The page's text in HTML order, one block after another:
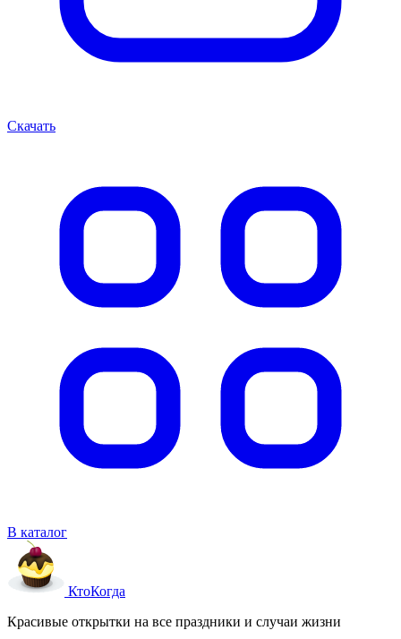
Скачать
В каталог
КтоКогда
Красивые открытки на все праздники и случаи жизни